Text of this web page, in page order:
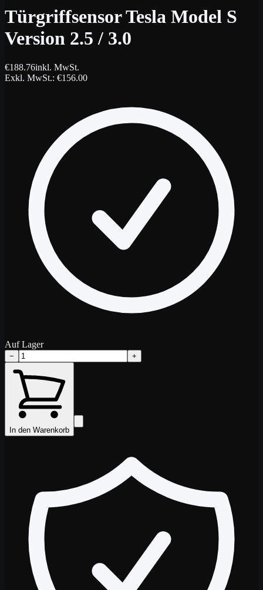
Türgriffsensor Tesla Model S
Version 2.5 / 3.0
€188.76inkl. MwSt.
Exkl. MwSt.: €156.00
Auf Lager
− +
In den Warenkorb